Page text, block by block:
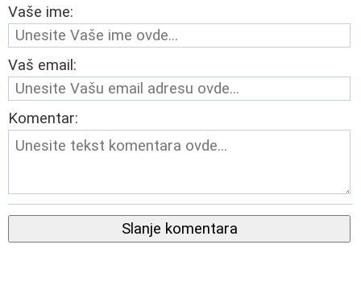
Vaše ime:
Vaš email:
Komentar:
Slanje komentara